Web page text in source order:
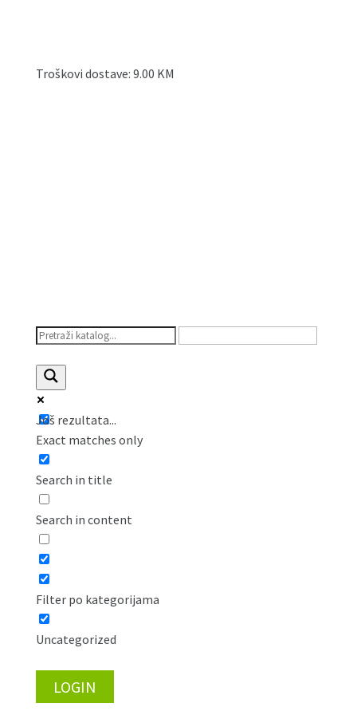
Troškovi dostave: 9.00 KM
Još rezultata...
Exact matches only
Search in title
Search in content
Filter po kategorijama
Uncategorized
LOGIN